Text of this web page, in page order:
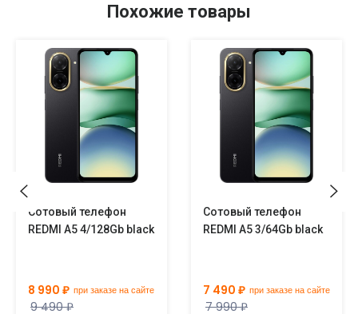
Похожие товары
Сотовый телефон
REDMI A5 4/128Gb black
8 990 ₽ при заказе на сайте
9 490 ₽
Сотовый телефон
REDMI A5 3/64Gb black
7 490 ₽ при заказе на сайте
7 990 ₽